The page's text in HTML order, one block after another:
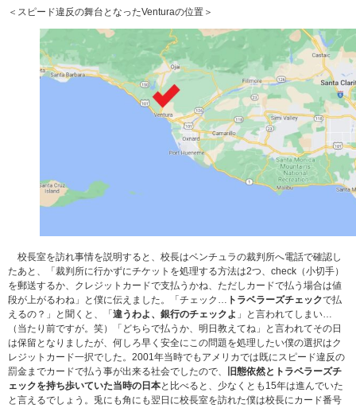
＜スピード違反の舞台となったVenturaの位置＞
校長室を訪れ事情を説明すると、校長はベンチュラの裁判所へ電話で確認し
たあと、「裁判所に行かずにチケットを処理する方法は2つ、check（小切手）
を郵送するか、クレジットカードで支払うかね、ただしカードで払う場合は値
段が上がるわね」と僕に伝えました。「チェック… トラベラーズチェックで払
えるの？」と聞くと、「 違うわよ、銀行のチェックよ 」と言われてしまい…
（当たり前ですが。笑）「どちらで払うか、明日教えてね」と言われてその日
は保留となりましたが、何しろ早く安全にこの問題を処理したい僕の選択はク
レジットカード一択でした。2001年当時でもアメリカでは既にスピード違反の
罰金までカードで払う事が出来る社会でしたので、
旧態依然とトラベラーズチ
ェックを持ち歩いていた当時の日本と比べると、少なくとも15年は進んでいた
と言えるでしょう。兎にも角にも翌日に校長室を訪れた僕は校長にカード番号